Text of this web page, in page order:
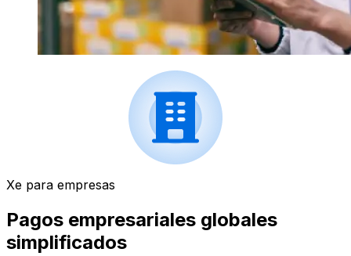
Xe para empresas
Pagos empresariales globales
simplificados